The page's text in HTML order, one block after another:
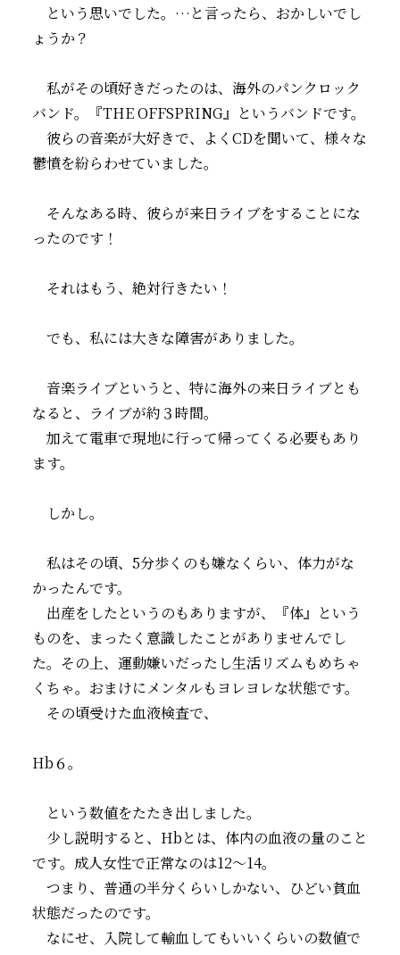
という思いでした。…と言ったら、おかしいでし
ょうか？
私がその頃好きだったのは、海外のパンクロック
バンド。『THE OFFSPRING』というバンドです。
彼らの音楽が大好きで、よくCDを聞いて、様々な
鬱憤を紛らわせていました。
そんなある時、彼らが来日ライブをすることにな
ったのです！
それはもう、絶対行きたい！
でも、私には大きな障害がありました。
音楽ライブというと、特に海外の来日ライブとも
なると、ライブが約３時間。
加えて電車で現地に行って帰ってくる必要もあり
ます。
しかし。
私はその頃、5分歩くのも嫌なくらい、体力がな
かったんです。
出産をしたというのもありますが、『体』という
ものを、まったく意識したことがありませんでし
た。その上、運動嫌いだったし生活リズムもめちゃ
くちゃ。おまけにメンタルもヨレヨレな状態です。
その頃受けた血液検査で、
Hb６。
という数値をたたき出しました。
少し説明すると、Hbとは、体内の血液の量のこと
です。成人女性で正常なのは12～14。
つまり、普通の半分くらいしかない、ひどい貧血
状態だったのです。
なにせ、入院して輸血してもいいくらいの数値で